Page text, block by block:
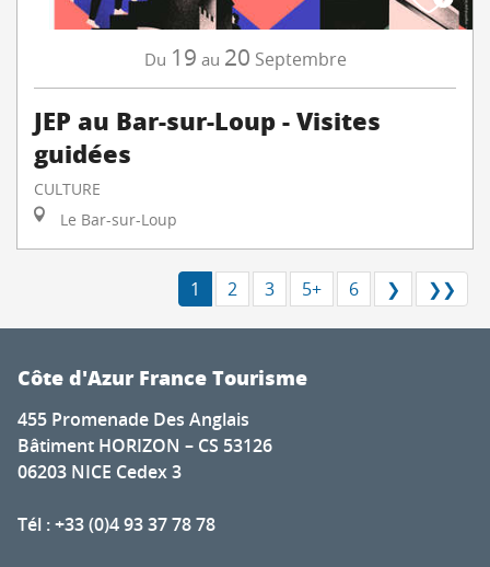
Du 19 au 20 Septembre
JEP au Bar-sur-Loup - Visites
guidées
CULTURE
Le Bar-sur-Loup
1 2 3 5+ 6 ❯ ❯❯
Côte d'Azur France Tourisme
455 Promenade Des Anglais
Bâtiment HORIZON – CS 53126
06203 NICE Cedex 3
Tél : +33 (0)4 93 37 78 78